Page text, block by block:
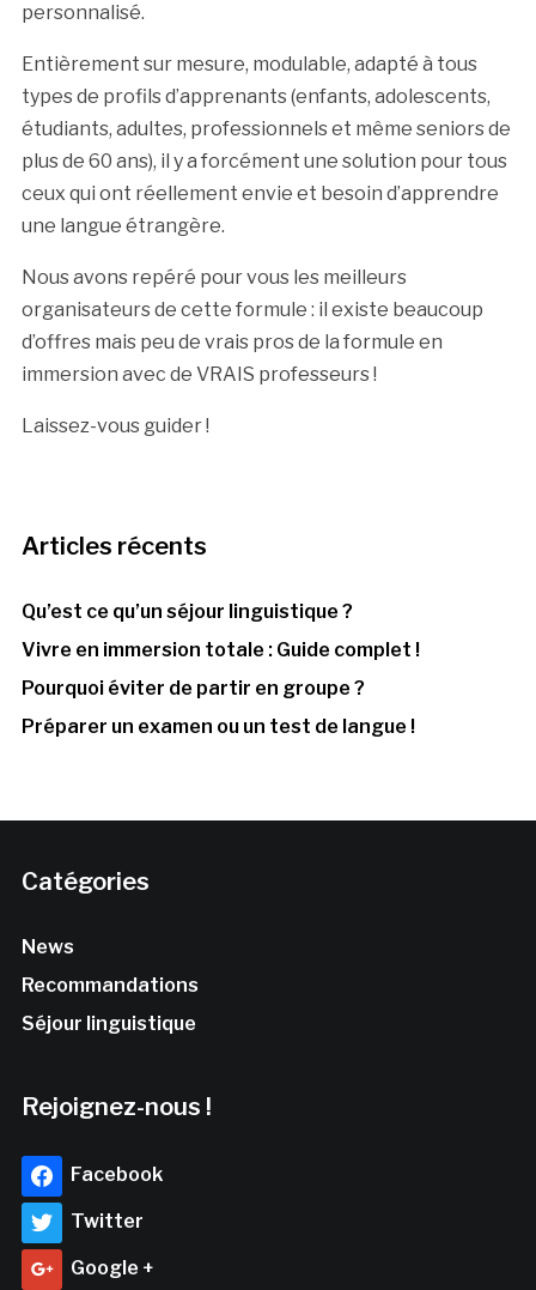
personnalisé.
Entièrement sur mesure, modulable, adapté à tous
types de profils d’apprenants (enfants, adolescents,
étudiants, adultes, professionnels et même seniors de
plus de 60 ans), il y a forcément une solution pour tous
ceux qui ont réellement envie et besoin d’apprendre
une langue étrangère.
Nous avons repéré pour vous les meilleurs
organisateurs de cette formule : il existe beaucoup
d’offres mais peu de vrais pros de la formule en
immersion avec de VRAIS professeurs !
Laissez-vous guider !
Articles récents
Qu’est ce qu’un séjour linguistique ?
Vivre en immersion totale : Guide complet !
Pourquoi éviter de partir en groupe ?
Préparer un examen ou un test de langue !
Catégories
News
Recommandations
Séjour linguistique
Rejoignez-nous !
Facebook
Twitter
Google +